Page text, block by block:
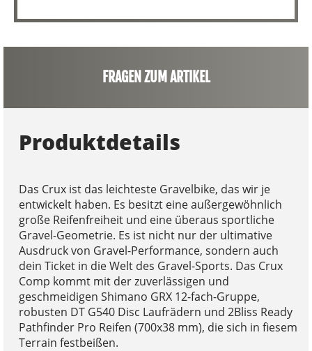
FRAGEN ZUM ARTIKEL
Produktdetails
Das Crux ist das leichteste Gravelbike, das wir je
entwickelt haben. Es besitzt eine außergewöhnlich
große Reifenfreiheit und eine überaus sportliche
Gravel-Geometrie. Es ist nicht nur der ultimative
Ausdruck von Gravel-Performance, sondern auch
dein Ticket in die Welt des Gravel-Sports. Das Crux
Comp kommt mit der zuverlässigen und
geschmeidigen Shimano GRX 12-fach-Gruppe,
robusten DT G540 Disc Laufrädern und 2Bliss Ready
Pathfinder Pro Reifen (700x38 mm), die sich in fiesem
Terrain festbeißen.